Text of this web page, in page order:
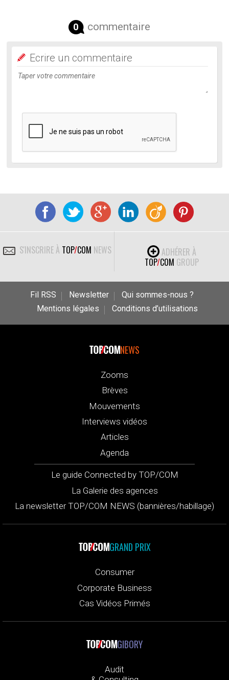
0 commentaire
Ecrire un commentaire
S'INSCRIRE À TOP/COM NEWS
ADHÉRER À
TOP/COM GROUP
Fil RSS Newsletter
Qui sommes-nous ?
Mentions légales
Conditions d’utilisations
NEWS
Zooms
Brèves
Mouvements
Interviews vidéos
Articles
Agenda
Le guide Connected by TOP/COM
La Galerie des agences
La newsletter TOP/COM NEWS (bannières/habillage)
GRAND PRIX
Consumer
Corporate Business
Cas Vidéos Primés
GIBORY
Audit